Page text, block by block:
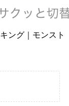
ング｜モンスト